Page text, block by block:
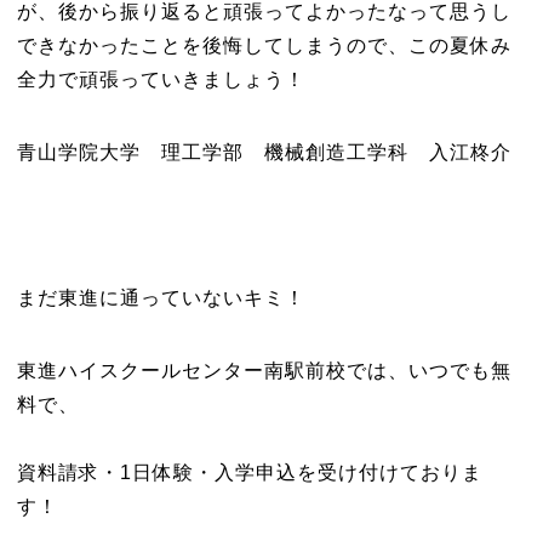
が、後から振り返ると頑張ってよかったなって思うし
できなかったことを後悔してしまうので、この夏休み
全力で頑張っていきましょう！
青山学院大学 理工学部 機械創造工学科 入江柊介
まだ東進に通っていないキミ！
東進ハイスクールセンター南駅前校では、いつでも無
料で、
資料請求・1日体験・入学申込を受け付けておりま
す！